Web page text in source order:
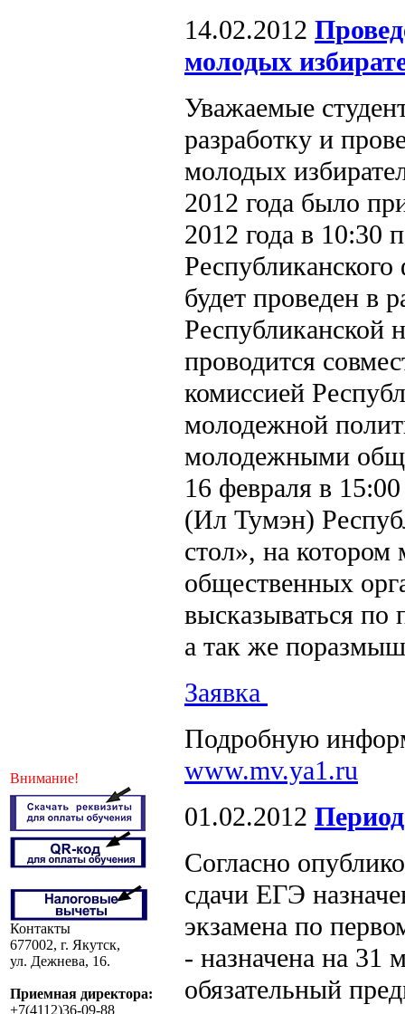
Внимание!
Контакты
677002, г. Якутск,
ул. Дежнева, 16.
Приемная директора:
+7(4112)36-09-88
14.02.2012
молодых
Уважаемые
разработку и
молодых
2012 года было
2012 года в 10:30
будет проведен в
Республиканской
проводится
комиссией
молодежной
молодежными
16 февраля в
(Ил Тумэн)
стол», на
общественных
высказываться
а так же
Заявка
Подробную
www.mv.ya1.ru
01.02.2012
Согласно
сдачи ЕГЭ
экзамена по
- назначена на 31
обязательный